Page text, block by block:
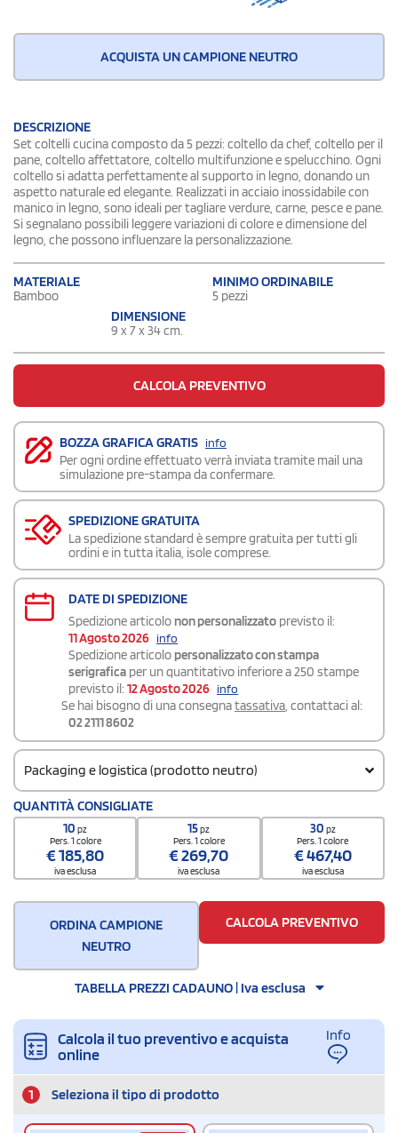
ACQUISTA UN CAMPIONE NEUTRO
DESCRIZIONE
Set coltelli cucina composto da 5 pezzi: coltello da chef, coltello per il
pane, coltello affettatore, coltello multifunzione e spelucchino. Ogni
coltello si adatta perfettamente al supporto in legno, donando un
aspetto naturale ed elegante. Realizzati in acciaio inossidabile con
manico in legno, sono ideali per tagliare verdure, carne, pesce e pane.
Si segnalano possibili leggere variazioni di colore e dimensione del
legno, che possono influenzare la personalizzazione.
MATERIALE
Bamboo
MINIMO ORDINABILE
5 pezzi
DIMENSIONE
9 x 7 x 34 cm.
CALCOLA PREVENTIVO
BOZZA GRAFICA GRATIS info
Per ogni ordine effettuato verrà inviata tramite mail una
simulazione pre-stampa da confermare.
SPEDIZIONE GRATUITA
La spedizione standard è sempre gratuita per tutti gli
ordini e in tutta italia, isole comprese.
DATE DI SPEDIZIONE
Spedizione articolo non personalizzato previsto il:
11 Agosto 2026 info
Spedizione articolo personalizzato con stampa
serigrafica per un quantitativo inferiore a 250 stampe
previsto il: 12 Agosto 2026 info
Se hai bisogno di una consegnatassativa, contattaci al:
02 2111 8602
Packaging e logistica (prodotto neutro)
Codice doganale
8211 1000
Quantità per scatola
QUANTITÀ CONSIGLIATE
10pz
Pers. 1 colore
€185,80
iva esclusa
15pz
Pers. 1 colore
€269,70
iva esclusa
30 pz
Pers. 1 colore
€467,40
iva esclusa
ORDINA CAMPIONE
NEUTRO
CALCOLA PREVENTIVO
TABELLA PREZZI CADAUNO | Iva esclusa
Calcola il tuo preventivo e acquista
online
Info
1 Seleziona il tipo di prodotto